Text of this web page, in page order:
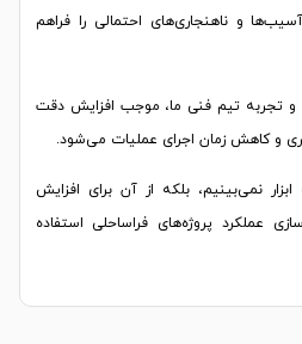
و ناهنجاری‌های احتمالی را فراهم
و تجربه تیم فنی ما، موجب افزایش دقت
و کاهش زمان اجرای عملیات می‌شود.
نمی‌بینیم، بلکه از آن برای افزایش
عملکرد پروژه‌های فراساحلی استفاده